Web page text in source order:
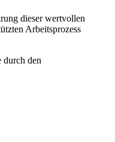
dieser wertvollen
Arbeitsprozess
den